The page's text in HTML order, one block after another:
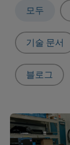
모두
기술 문서
블로그